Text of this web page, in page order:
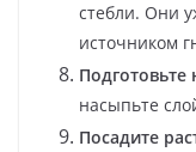
стебли. Они
источником
насыпьте
Посадите